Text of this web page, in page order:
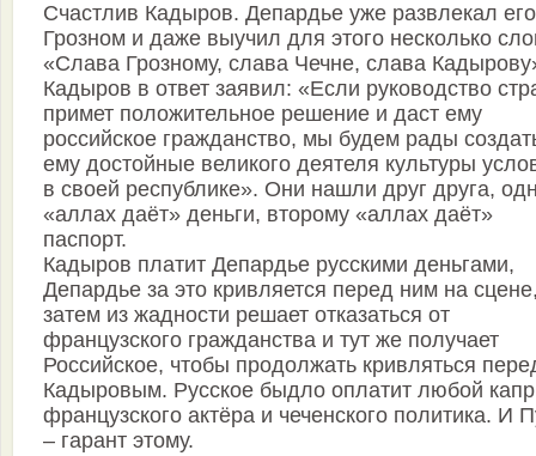
Счастлив Кадыров. Депардье уже развлекал
Грозном и даже выучил для этого несколько
«Слава Грозному, слава Чечне, слава
Кадыров в ответ заявил: «Если руководство
примет положительное решение и даст ему
российское гражданство, мы будем рады
ему достойные великого деятеля культуры
в своей республике». Они нашли друг друга,
«аллах даёт» деньги, второму «аллах даёт»
паспорт.
Кадыров платит Депардье русскими деньгами,
Депардье за это кривляется перед ним на
затем из жадности решает отказаться от
французского гражданства и тут же получает
Российское, чтобы продолжать кривляться
Кадыровым. Русское быдло оплатит любой
французского актёра и чеченского политика. И
– гарант этому.